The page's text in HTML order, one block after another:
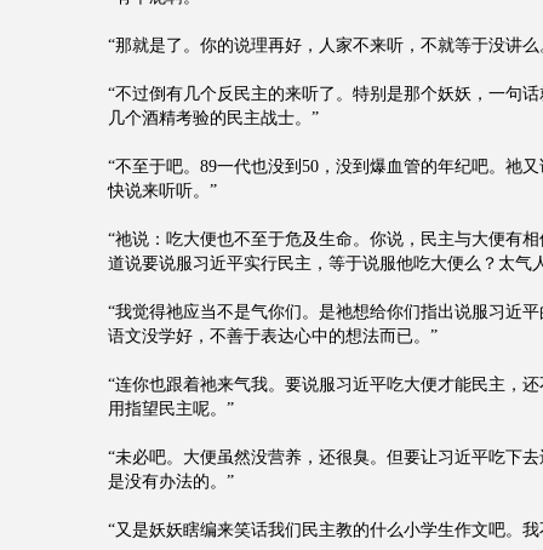
“那就是了。你的说理再好，人家不来听，不就等于没讲么
“不过倒有几个反民主的来听了。特别是那个妖妖，一句
几个酒精考验的民主战士。”
“不至于吧。89一代也没到50，没到爆血管的年纪吧。祂
快说来听听。”
“祂说：吃大便也不至于危及生命。你说，民主与大便有
道说要说服习近平实行民主，等于说服他吃大便么？太气
“我觉得祂应当不是气你们。是祂想给你们指出说服习近
语文没学好，不善于表达心中的想法而已。”
“连你也跟着祂来气我。要说服习近平吃大便才能民主，
用指望民主呢。”
“未必吧。大便虽然没营养，还很臭。但要让习近平吃下
是没有办法的。”
“又是妖妖瞎编来笑话我们民主教的什么小学生作文吧。我